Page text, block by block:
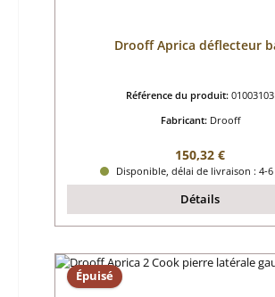
Drooff Aprica déflecteur
Référence du produit: 01003103
Fabricant: Drooff
Prix régulier :
150,32 €
Disponible, délai de livraison : 4-
Détails
Épuisé